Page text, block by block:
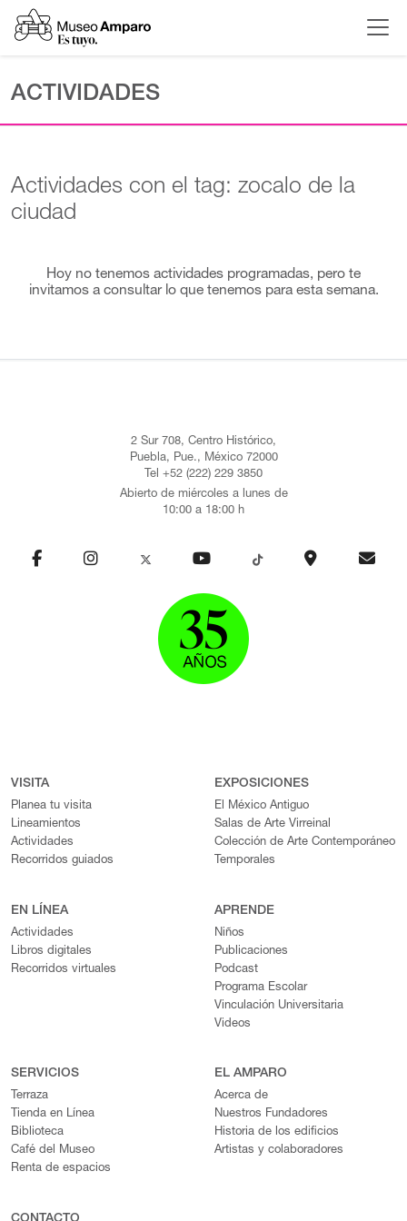
ACTIVIDADES
Actividades con el tag: zocalo de la
ciudad
Hoy no tenemos actividades programadas, pero te
invitamos a consultar lo que tenemos para esta semana.
2 Sur 708, Centro Histórico,
Puebla, Pue., México 72000
Tel +52 (222) 229 3850
Abierto de miércoles a lunes de
10:00 a 18:00 h
VISITA
Planea tu visita
Lineamientos
Actividades
Recorridos guiados
EXPOSICIONES
El México Antiguo
Salas de Arte Virreinal
Colección de Arte Contemporáneo
Temporales
EN LÍNEA
Actividades
Libros digitales
Recorridos virtuales
APRENDE
Niños
Publicaciones
Podcast
Programa Escolar
Vinculación Universitaria
Videos
SERVICIOS
Terraza
Tienda en Línea
Biblioteca
Café del Museo
Renta de espacios
EL AMPARO
Acerca de
Nuestros Fundadores
Historia de los edificios
Artistas y colaboradores